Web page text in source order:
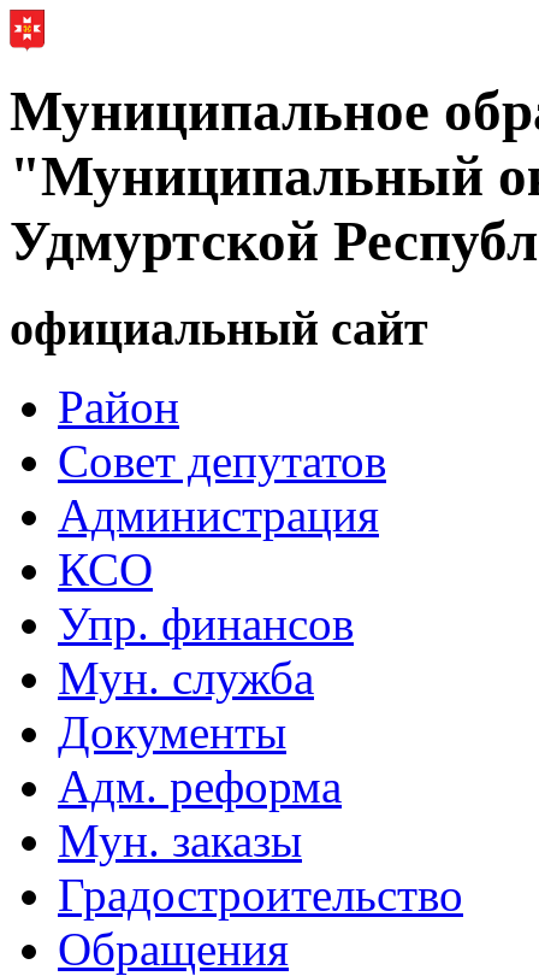
Муниципальное
"Муниципальный
Удмуртской
официальный сайт
Район
Совет депутатов
Администрация
КСО
Упр. финансов
Мун. служба
Документы
Адм. реформа
Мун. заказы
Градостроительство
Обращения